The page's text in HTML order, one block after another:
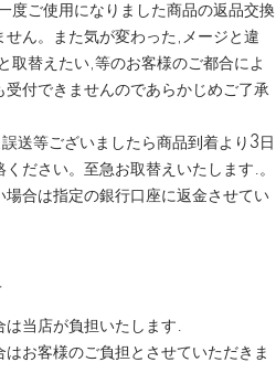
度ご使用になりました商品の返品交換
せん。また気が変わった,メージと違
取替えたい,等のお客様のご都合によ
受付できませんのであらかじめご了承
送等ございましたら商品到着より3日
ください。至急お取替えいたします.。
場合は指定の銀行口座に返金させてい
は当店が負担いたします.
はお客様のご負担とさせていただきま